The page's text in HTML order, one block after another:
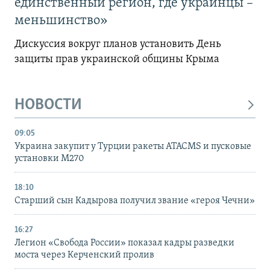
единственный регион, где украинцы –
меньшинство»
Дискуссия вокруг планов установить День
защиты прав украинской общины Крыма
НОВОСТИ
09:05
Украина закупит у Турции ракеты ATACMS и пусковые
установки M270
18:10
Старший сын Кадырова получил звание «героя Чечни»
16:27
Легион «Свобода России» показал кадры разведки
моста через Керченский пролив